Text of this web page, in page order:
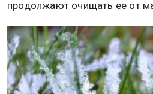
продолжают очищать ее от